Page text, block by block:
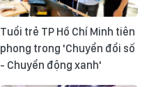
Tuổi trẻ TP Hồ Chí Minh tiên
phong trong 'Chuyển đổi số
- Chuyển động xanh'